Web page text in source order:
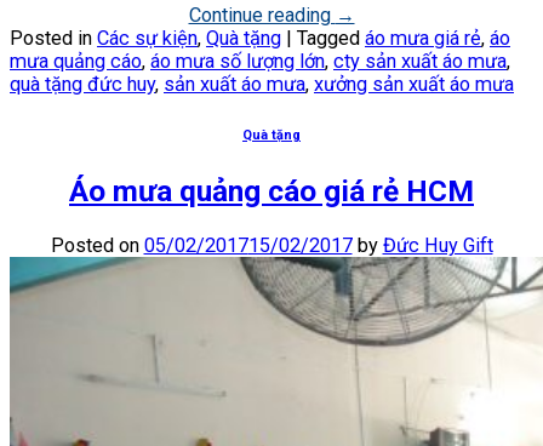
Continue reading →
Posted in Các sự kiện, Quà tặng Tagged áo mưa giá rẻ, áo
mưa quảng cáo, áo mưa số lượng lớn, cty sản xuất áo mưa,
quà tặng đức huy, sản xuất áo mưa, xưởng sản xuất áo mưa
Quà tặng
Áo mưa quảng cáo giá rẻ HCM
Posted on 05/02/201715/02/2017by Đức Huy Gift